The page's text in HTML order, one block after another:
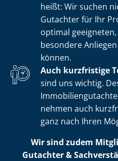
heißt: Wir suchen
Gutachter für Ihr
optimal
besondere
können.
Auch kurzfristige
sind uns wichtig.
nehmen auch
ganz nach Ihren
Wir sind zudem
Gutachter &